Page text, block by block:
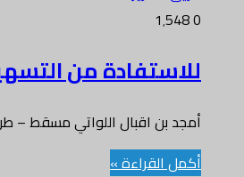
0
للاستفادة من
أمجد بن اقبال اللواتي مسقط –
أكمل القراءة »